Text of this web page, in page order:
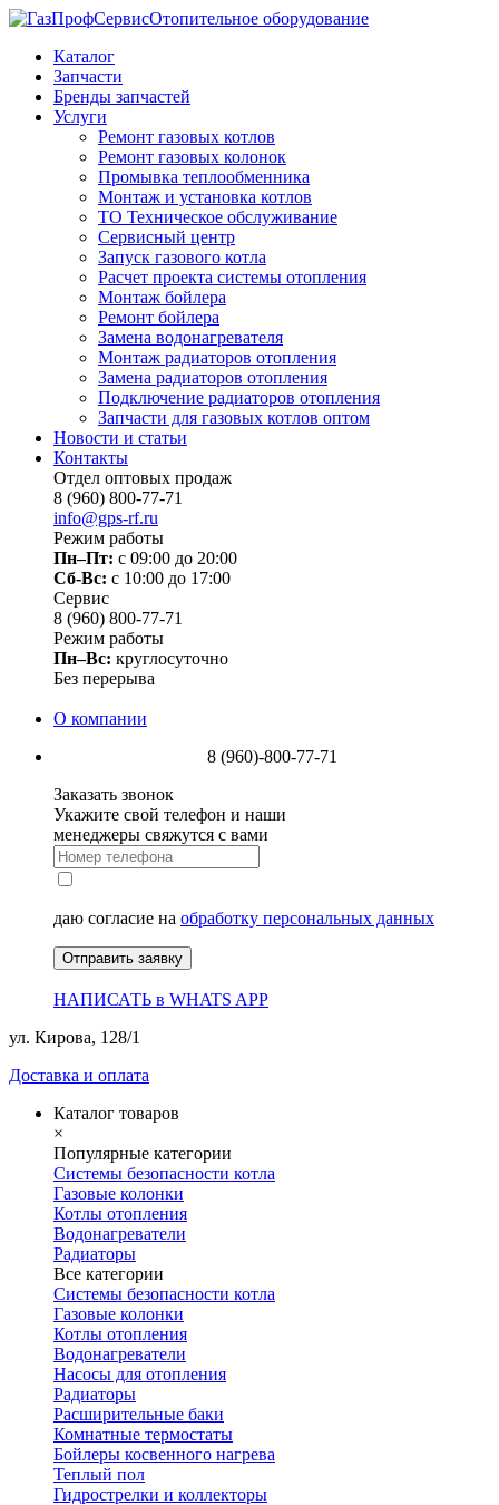
Отопительное оборудование
Каталог
Запчасти
Бренды запчастей
Услуги
Ремонт газовых котлов
Ремонт газовых колонок
Промывка теплообменника
Монтаж и установка котлов
ТО Техническое обслуживание
Сервисный центр
Запуск газового котла
Расчет проекта системы отопления
Монтаж бойлера
Ремонт бойлера
Замена водонагревателя
Монтаж радиаторов отопления
Замена радиаторов отопления
Подключение радиаторов отопления
Запчасти для газовых котлов оптом
Новости и статьи
Контакты
Отдел оптовых продаж
8 (960) 800-77-71
info@gps-rf.ru
Режим работы
Пн–Пт: с 09:00 до 20:00
Сб-Вс: c 10:00 до 17:00
Сервис
8 (960) 800-77-71
Режим работы
Пн–Вс: круглосуточно
Без перерыва
О компании
8 (960)-800-77-71
Заказать звонок
Укажите свой телефон и наши
менеджеры свяжутся с вами
даю согласие на обработку персональных данных
Отправить заявку
НАПИСАТЬ в WHATS APP
ул. Кирова, 128/1
Доставка и оплата
Каталог товаров
×
Популярные категории
Системы безопасности котла
Газовые колонки
Котлы отопления
Водонагреватели
Радиаторы
Все категории
Системы безопасности котла
Газовые колонки
Котлы отопления
Водонагреватели
Насосы для отопления
Радиаторы
Расширительные баки
Комнатные термостаты
Бойлеры косвенного нагрева
Теплый пол
Гидрострелки и коллекторы